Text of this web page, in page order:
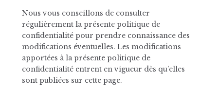
Nous vous conseillons de consulter
régulièrement la présente politique de
confidentialité pour prendre connaissance des
modifications éventuelles. Les modifications
apportées à la présente politique de
confidentialité entrent en vigueur dès qu’elles
sont publiées sur cette page.